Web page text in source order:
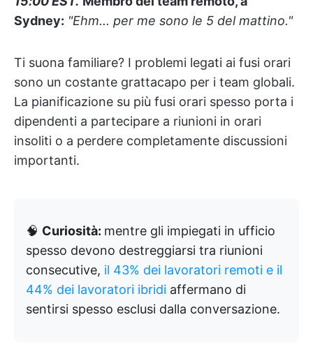
Sydney: "Ehm... per me sono le 5 del mattino."
Ti suona familiare? I problemi legati ai fusi orari
sono un costante grattacapo per i team globali.
La pianificazione su più fusi orari spesso porta i
dipendenti a partecipare a riunioni in orari
insoliti o a perdere completamente discussioni
importanti.
🧠 Curiosità: mentre gli impiegati in ufficio
spesso devono destreggiarsi tra riunioni
consecutive, il 43% dei lavoratori remoti e il
44% dei lavoratori ibridi affermano di
sentirsi spesso esclusi dalla conversazione.